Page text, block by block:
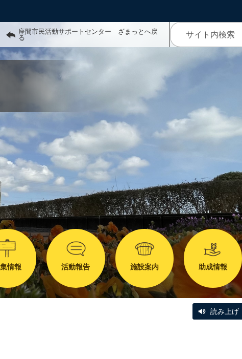
座間市民活動サポートセンター ざまっとへ戻
る
情報 活動報告 施設案内 助成情報
読み上げ